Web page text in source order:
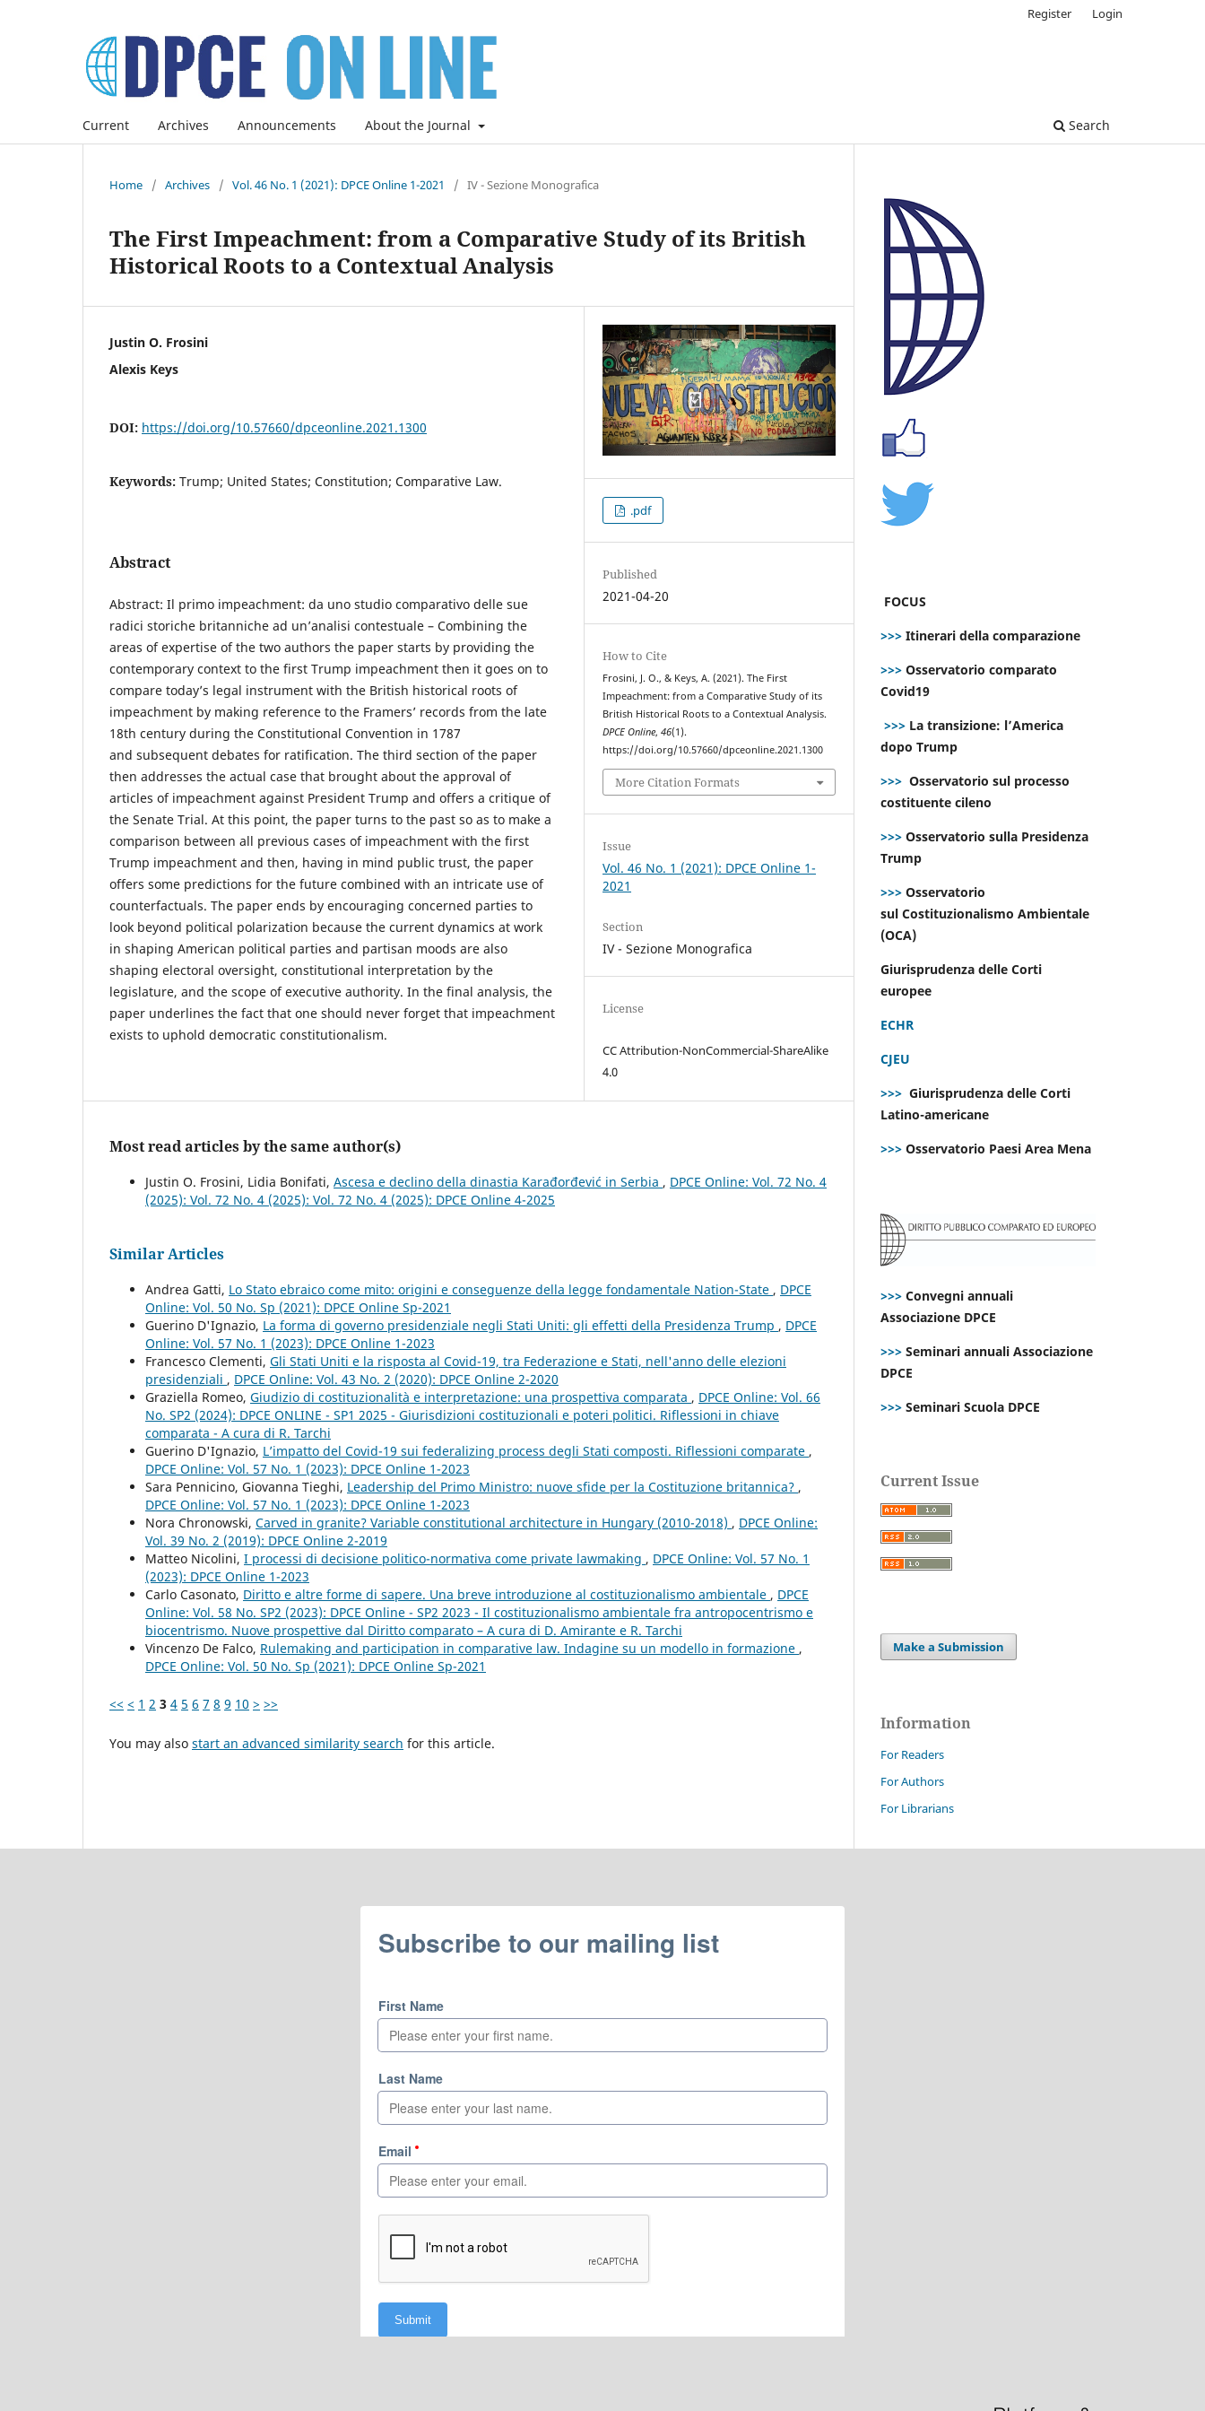
Current Archives Announcements About the Journal Search
Register Login
Home / Archives / Vol. 46 No. 1 (2021): DPCE Online 1-2021 / IV - Sezione Monografica
The First Impeachment: from a Comparative Study of its British
Historical Roots to a Contextual Analysis
Justin O. Frosini
Alexis Keys
DOI: https://doi.org/10.57660/dpceonline.2021.1300
Keywords: Trump; United States; Constitution; Comparative Law.
Abstract
Abstract: Il primo impeachment: da uno studio comparativo delle sue
radici storiche britanniche ad un’analisi contestuale – Combining the
areas of expertise of the two authors the paper starts by providing the
contemporary context to the first Trump impeachment then it goes on to
compare today’s legal instrument with the British historical roots of
impeachment by making reference to the Framers’ records from the late
18th century during the Constitutional Convention in 1787
and subsequent debates for ratification. The third section of the paper
then addresses the actual case that brought about the approval of
articles of impeachment against President Trump and offers a critique of
the Senate Trial. At this point, the paper turns to the past so as to make a
comparison between all previous cases of impeachment with the first
Trump impeachment and then, having in mind public trust, the paper
offers some predictions for the future combined with an intricate use of
counterfactuals. The paper ends by encouraging concerned parties to
look beyond political polarization because the current dynamics at work
in shaping American political parties and partisan moods are also
shaping electoral oversight, constitutional interpretation by the
legislature, and the scope of executive authority. In the final analysis, the
paper underlines the fact that one should never forget that impeachment
exists to uphold democratic constitutionalism.
.pdf
Published
2021-04-20
How to Cite
Frosini, J. O., & Keys, A. (2021). The First
Impeachment: from a Comparative Study of its
British Historical Roots to a Contextual Analysis.
DPCE Online,46(1).
https://doi.org/10.57660/dpceonline.2021.1300
More Citation Formats
Issue
Vol. 46 No. 1 (2021): DPCE Online 1-
2021
Section
IV - Sezione Monografica
License
CC Attribution-NonCommercial-ShareAlike
4.0
Most read articles by the same author(s)
Justin O. Frosini, Lidia Bonifati, Ascesa e declino della dinastia Karađorđević in Serbia , DPCE Online: Vol. 72 No. 4
(2025): Vol. 72 No. 4 (2025): Vol. 72 No. 4 (2025): DPCE Online 4-2025
Similar Articles
Andrea Gatti, Lo Stato ebraico come mito: origini e conseguenze della legge fondamentale Nation-State , DPCE
Online: Vol. 50 No. Sp (2021): DPCE Online Sp-2021
Guerino D'Ignazio, La forma di governo presidenziale negli Stati Uniti: gli effetti della Presidenza Trump , DPCE
Online: Vol. 57 No. 1 (2023): DPCE Online 1-2023
Francesco Clementi, Gli Stati Uniti e la risposta al Covid-19, tra Federazione e Stati, nell'anno delle elezioni
presidenziali , DPCE Online: Vol. 43 No. 2 (2020): DPCE Online 2-2020
Graziella Romeo, Giudizio di costituzionalità e interpretazione: una prospettiva comparata , DPCE Online: Vol. 66
No. SP2 (2024): DPCE ONLINE - SP1 2025 - Giurisdizioni costituzionali e poteri politici. Riflessioni in chiave
comparata - A cura di R. Tarchi
Guerino D'Ignazio, L’impatto del Covid-19 sui federalizing process degli Stati composti. Riflessioni comparate ,
DPCE Online: Vol. 57 No. 1 (2023): DPCE Online 1-2023
Sara Pennicino, Giovanna Tieghi, Leadership del Primo Ministro: nuove sfide per la Costituzione britannica? ,
DPCE Online: Vol. 57 No. 1 (2023): DPCE Online 1-2023
Nora Chronowski, Carved in granite? Variable constitutional architecture in Hungary (2010-2018) , DPCE Online:
Vol. 39 No. 2 (2019): DPCE Online 2-2019
Matteo Nicolini, I processi di decisione politico-normativa come private lawmaking , DPCE Online: Vol. 57 No. 1
(2023): DPCE Online 1-2023
Carlo Casonato, Diritto e altre forme di sapere. Una breve introduzione al costituzionalismo ambientale , DPCE
Online: Vol. 58 No. SP2 (2023): DPCE Online - SP2 2023 - Il costituzionalismo ambientale fra antropocentrismo e
biocentrismo. Nuove prospettive dal Diritto comparato – A cura di D. Amirante e R. Tarchi
Vincenzo De Falco, Rulemaking and participation in comparative law. Indagine su un modello in formazione ,
DPCE Online: Vol. 50 No. Sp (2021): DPCE Online Sp-2021
<< < 1 2 3 4 5 6 7 8 9 10 > >>
You may also start an advanced similarity search for this article.
FOCUS
>>> Itinerari della comparazione
>>> Osservatorio comparato
Covid19
>>> La transizione: l’America
dopo Trump
>>> Osservatorio sul processo
costituente cileno
>>> Osservatorio sulla Presidenza
Trump
>>> Osservatorio
sul Costituzionalismo Ambientale
(OCA)
Giurisprudenza delle Corti
europee
ECHR
CJEU
>>> Giurisprudenza delle Corti
Latino-americane
>>> Osservatorio Paesi Area Mena
>>> Convegni annuali
Associazione DPCE
>>> Seminari annuali Associazione
DPCE
>>> Seminari Scuola DPCE
Current Issue
Make a Submission
Information
For Readers
For Authors
For Librarians